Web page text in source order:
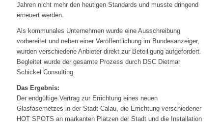
Jahren nicht mehr den heutigen Standards und musste dringend
erneuert werden.
Als kommunales Unternehmen wurde eine Ausschreibung
vorbereitet und neben einer Veröffentlichung im Bundesanzeiger,
wurden verschiedene Anbieter direkt zur Beteiligung aufgefordert.
Begleitet wurde der gesamte Prozess durch DSC Dietmar
Schickel Consulting.
Das Ergebnis:
Der endgültige Vertrag zur Errichtung eines neuen
Glasfasernetzes in der Stadt Calau, die Errichtung verschiedener
HOT SPOTS an markanten Plätzen der Stadt und die Installation